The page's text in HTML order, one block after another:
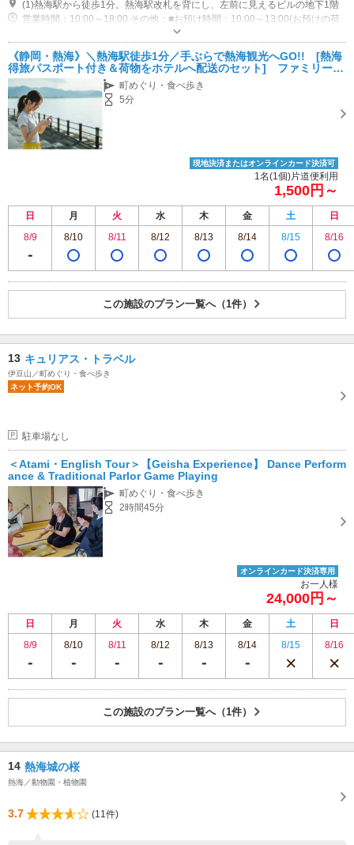
(1)熱海駅から徒歩1分。熱海駅改札を背にし、左前に見えるビルの地下1階
営業時間：10:00～18:00 その他：■お預け時間：10:00～13:00(お預けの荷
物は15:00までにホテルへお届け) ※13:00を過ぎてもお預かりは可能です。
《静岡・熱海》＼熱海駅徒歩1分／手ぶらで熱海観光へGO!! [熱海
得旅パスポート付き＆荷物をホテルへ配送のセット] ファミリー・
友達・カップル・おひとり様 歓迎☆彡
町めぐり・食べ歩き
5分
現地決済またはオンラインカード決済可
1名(1個)片道便利用
1,500円～
日 月 火 水 木 金 土
日
8/9
8/10 8/11 8/12 8/13 8/14 8/15 8/16
この施設のプラン一覧へ（1件）
13 キュリアス・トラベル
伊豆山／町めぐり・食べ歩き
ネット予約OK
駐車場なし
＜Atami・English Tour＞【Geisha Experience】 Dance Perform
ance & Traditional Parlor Game Playing
町めぐり・食べ歩き
2時間45分
オンラインカード決済専用
お一人様
24,000円～
日 月 火 水 木 金 土
日
8/9
8/10 8/11 8/12 8/13 8/14 8/15 8/16
この施設のプラン一覧へ（1件）
14 熱海城の桜
熱海／動物園・植物園
3.7 (11件)